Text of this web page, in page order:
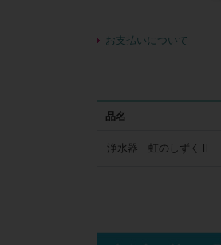
お支払いについて
品名
浄水器 虹のしずくⅡ